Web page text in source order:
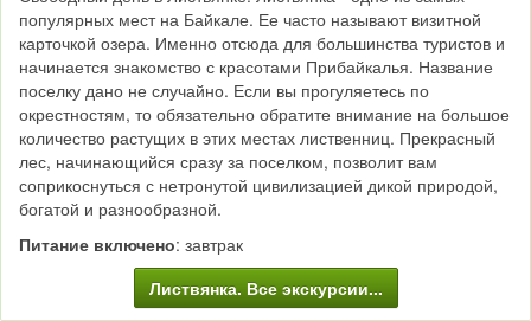
популярных мест на Байкале. Ее часто называют визитной
карточкой озера. Именно отсюда для большинства туристов и
начинается знакомство с красотами Прибайкалья. Название
поселку дано не случайно. Если вы прогуляетесь по
окрестностям, то обязательно обратите внимание на большое
количество растущих в этих местах лиственниц. Прекрасный
лес, начинающийся сразу за поселком, позволит вам
соприкоснуться с нетронутой цивилизацией дикой природой,
богатой и разнообразной.
Питание включено: завтрак
Листвянка. Все экскурсии...